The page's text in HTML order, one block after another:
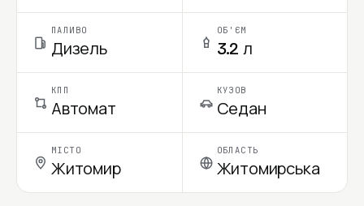
ПАЛИВО
Дизель
ОБ'ЄМ
3.2 л
КПП
Автомат
КУЗОВ
Седан
МІСТО
Житомир
ОБЛАСТЬ
Житомирська